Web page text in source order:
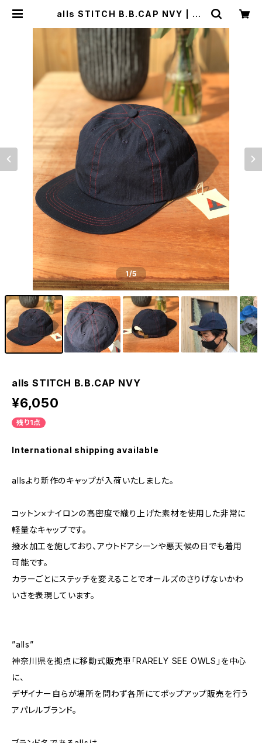
alls STITCH B.B.CAP NVY | WI
1/5
alls STITCH B.B.CAP NVY
¥6,050
残り1点
International shipping available
allsより新作のキャップが入荷いたしました。
コットン×ナイロンの高密度で織り上げた素材を使用した非常に
軽量なキャップです。
撥水加工を施しており、アウトドアシーンや悪天候の日でも着用
可能です。
カラーごとにステッチを変えることでオールズのさりげないかわ
いさを表現しています。
”alls”
神奈川県を拠点に移動式販売車「RARELY SEE OWLS」を中心
に、
デザイナー自らが場所を問わず各所にてポップアップ販売を行う
アパレルブランド。